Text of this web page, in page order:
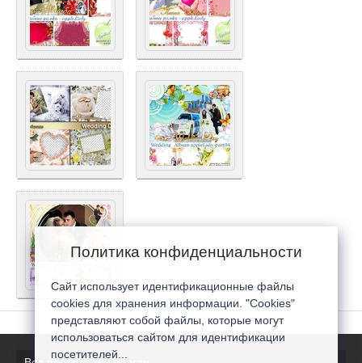
Политика конфиденциальности
Сайт использует идентификационные файлы
cookies для хранения информации. "Cookies"
представляют собой файлы, которые могут
использоваться сайтом для идентификации
посетителей...